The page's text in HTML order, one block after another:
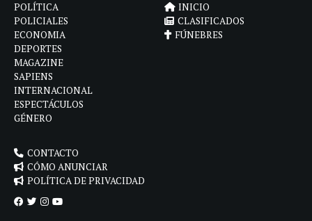
POLÍTICA
POLICIALES
ECONOMIA
DEPORTES
MAGAZINE
SAPIENS
INTERNACIONAL
ESPECTÁCULOS
GÉNERO
INICIO
CLASIFICADOS
FÚNEBRES
CONTACTO
CÓMO ANUNCIAR
POLÍTICA DE PRIVACIDAD